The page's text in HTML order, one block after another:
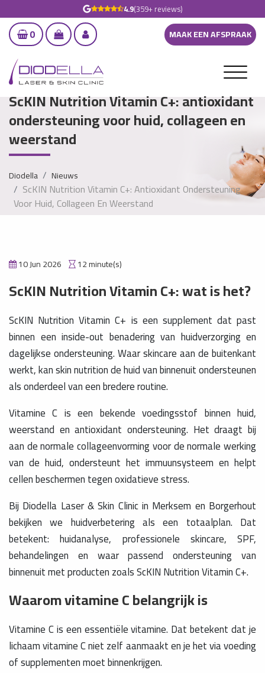
4.9(359+ reviews)
0 MAAK EEN AFSPRAAK
ScKIN Nutrition Vitamin C+: antioxidant
ondersteuning voor huid, collageen en
weerstand
Diodella Nieuws
ScKIN Nutrition Vitamin C+: Antioxidant Ondersteuning
Voor Huid, Collageen En Weerstand
10 Jun 2026 12 minute(s)
ScKIN Nutrition Vitamin C+: wat is het?
ScKIN Nutrition Vitamin C+ is een supplement dat past
binnen een inside-out benadering van huidverzorging en
dagelijkse ondersteuning. Waar skincare aan de buitenkant
werkt, kan skin nutrition de huid van binnenuit ondersteunen
als onderdeel van een bredere routine.
Vitamine C is een bekende voedingsstof binnen huid,
weerstand en antioxidant ondersteuning. Het draagt bij
aan de normale collageenvorming voor de normale werking
van de huid, ondersteunt het immuunsysteem en helpt
cellen beschermen tegen oxidatieve stress.
Bij Diodella Laser & Skin Clinic in Merksem en Borgerhout
bekijken we huidverbetering als een totaalplan. Dat
betekent: huidanalyse, professionele skincare, SPF,
behandelingen en waar passend ondersteuning van
binnenuit met producten zoals ScKIN Nutrition Vitamin C+.
Waarom vitamine C belangrijk is
Vitamine C is een essentiële vitamine. Dat betekent dat je
lichaam vitamine C niet zelf aanmaakt en je het via voeding
of supplementen moet binnenkrijgen.